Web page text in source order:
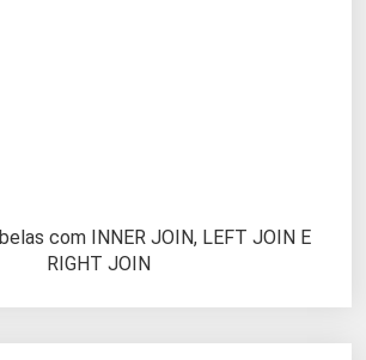
com INNER JOIN, LEFT JOIN E
RIGHT JOIN